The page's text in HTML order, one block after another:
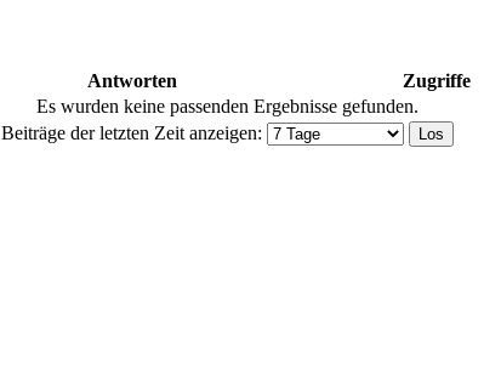
Antworten Zugriffe
Es wurden keine passenden Ergebnisse gefunden.
Beiträge der letzten Zeit anzeigen: